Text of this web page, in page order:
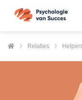
Relaties